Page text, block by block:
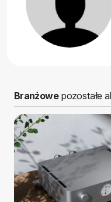
Branżowepozostałe